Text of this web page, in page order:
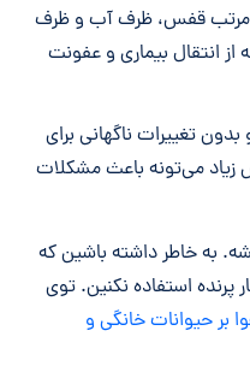
مرتب قفس، ظرف آب و ظرف
انتقال بیماری و عفونت
تغییرات ناگهانی برای
می‌تونه باعث مشکلات
به خاطر داشته باشین که
پرنده استفاده نکنین. توی
بر حیوانات خانگی و